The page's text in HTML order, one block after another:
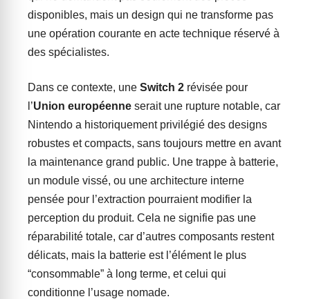
disponibles, mais un design qui ne transforme pas
une opération courante en acte technique réservé à
des spécialistes.
Dans ce contexte, une Switch 2 révisée pour
l’Union européenne serait une rupture notable, car
Nintendo a historiquement privilégié des designs
robustes et compacts, sans toujours mettre en avant
la maintenance grand public. Une trappe à batterie,
un module vissé, ou une architecture interne
pensée pour l’extraction pourraient modifier la
perception du produit. Cela ne signifie pas une
réparabilité totale, car d’autres composants restent
délicats, mais la batterie est l’élément le plus
“consommable” à long terme, et celui qui
conditionne l’usage nomade.